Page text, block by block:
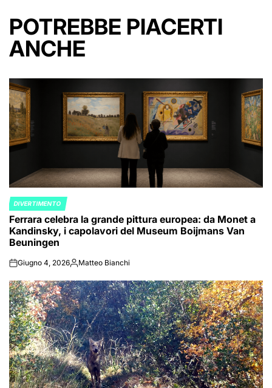
POTREBBE PIACERTI
ANCHE
POSTED
IN
DIVERTIMENTO
Ferrara celebra la grande pittura europea: da Monet a
Kandinsky, i capolavori del Museum Boijmans Van
Beuningen
onGiugno 4, 2026Posted
Matteo Bianchi